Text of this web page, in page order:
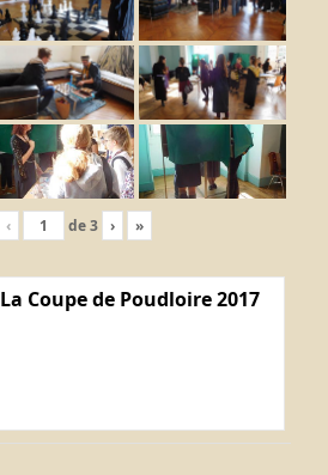
‹ de3 › »
La Coupe de Poudloire 2017